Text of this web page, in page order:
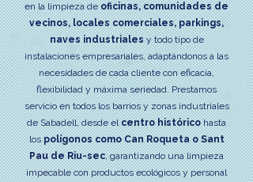
en la limpieza deoficinas, comunidades de
vecinos, locales comerciales, parkings,
naves industrialesy todo tipo de
instalaciones empresariales, adaptándonos a las
necesidades de cada cliente con eficacia,
flexibilidad y máxima seriedad. Prestamos
servicio en todos los barrios y zonas industriales
de Sabadell, desde elcentro históricohasta
lospolígonos como Can Roqueta o Sant
Pau de Riu-sec, garantizando una limpieza
impecable con productos ecológicos y personal